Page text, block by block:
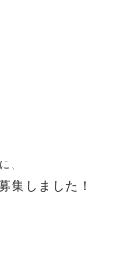
、
集しました！